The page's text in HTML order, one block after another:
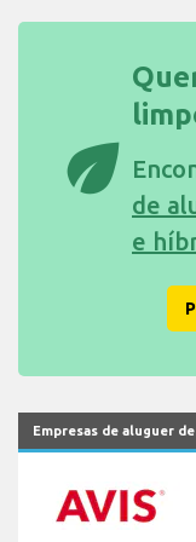
eco de
e
Empresas de aluguer